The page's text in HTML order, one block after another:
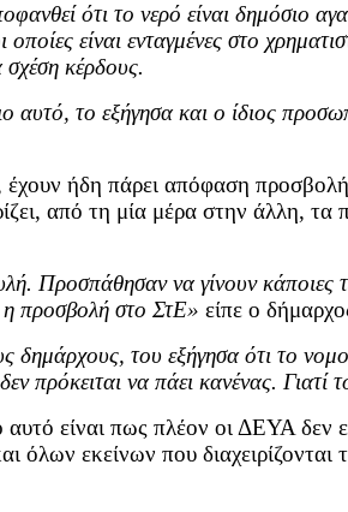
ότι το νερό είναι δημόσιο
είναι ενταγμένες στο
κέρδους.
αυτό, το εξήγησα και ο ίδιος
έχουν ήδη πάρει απόφαση
από τη μία μέρα στην άλλη, τα
Προσπάθησαν να γίνουν
η προσβολή στο ΣτΕ» είπε ο
του εξήγησα ότι το
να πάει κανένας. Γιατί
είναι πως πλέον οι ΔΕΥΑ δεν
εκείνων που